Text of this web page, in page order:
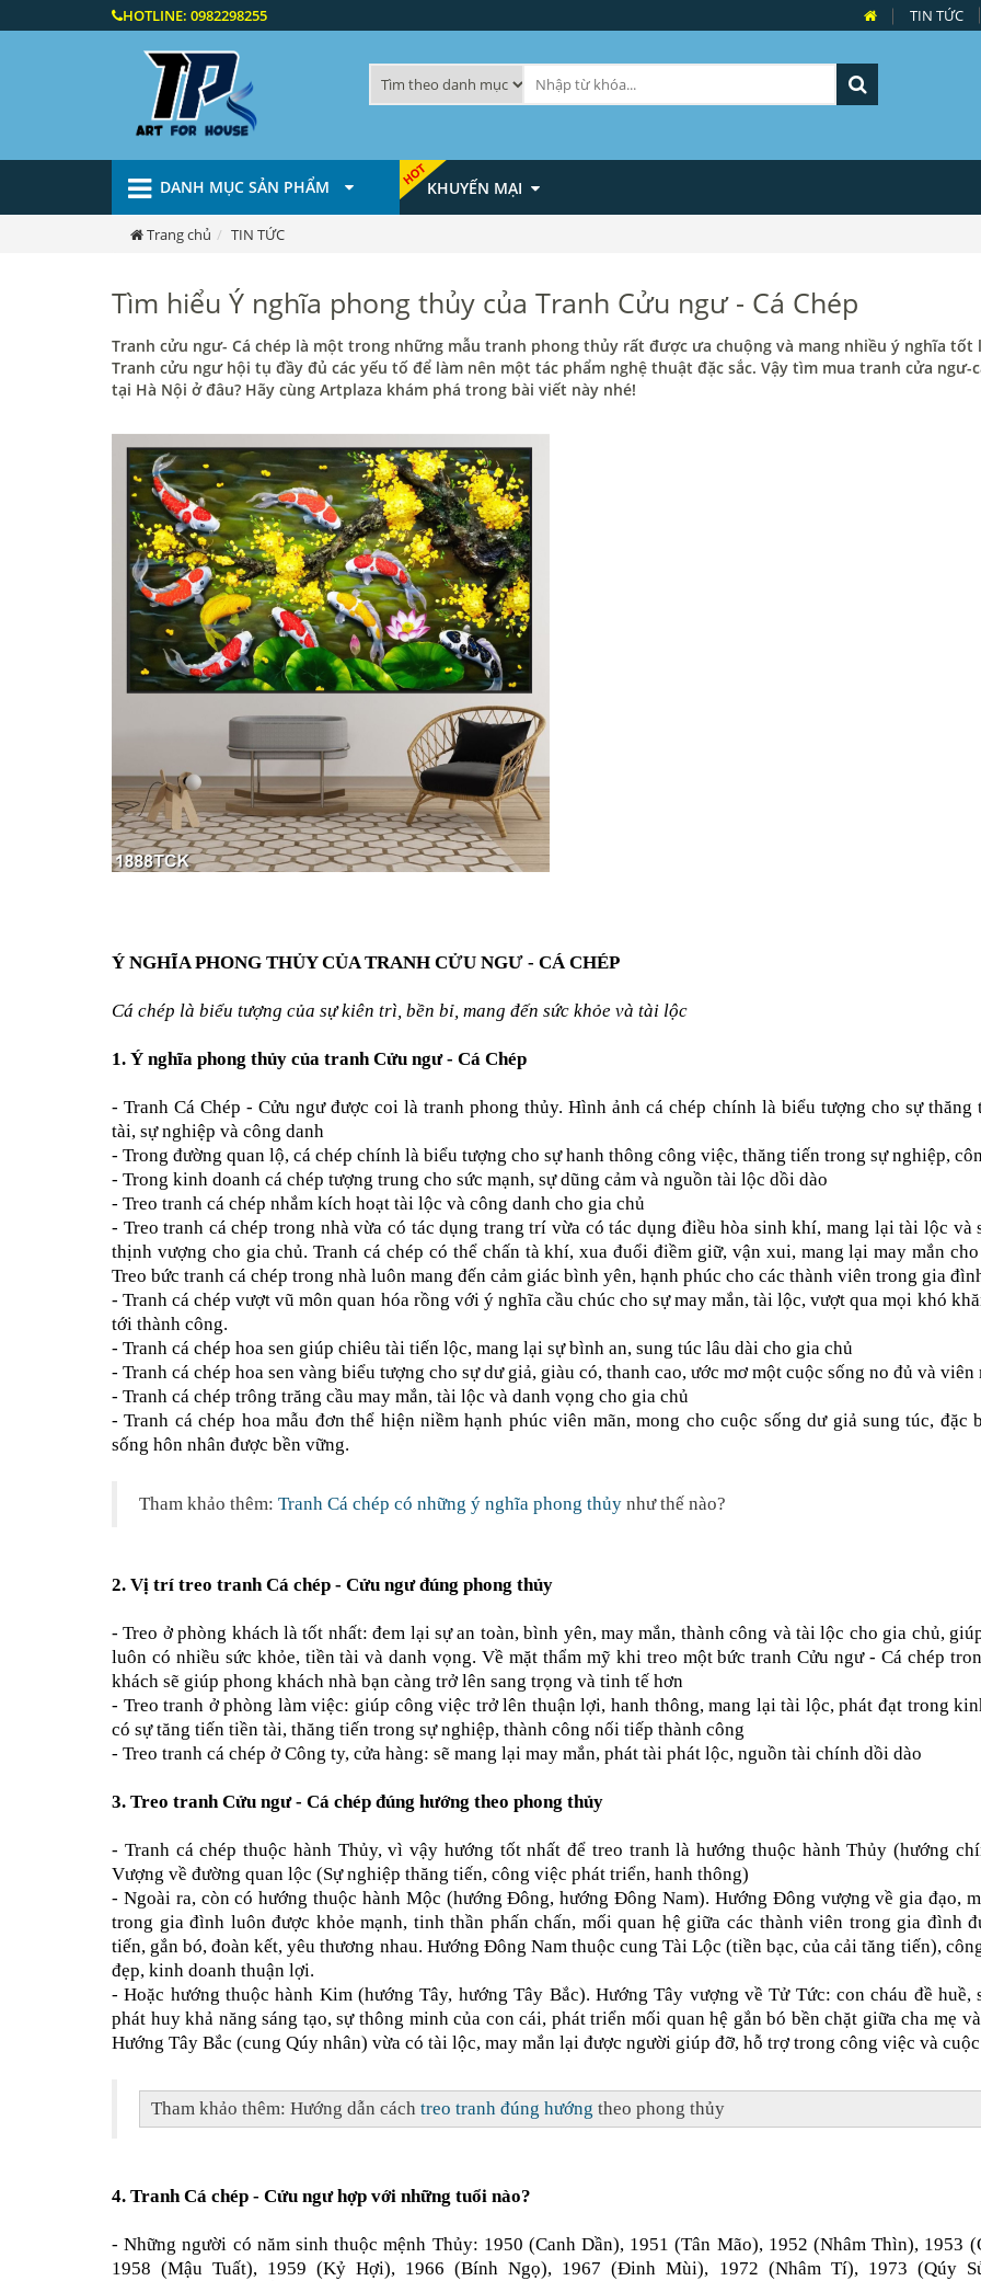
HOTLINE: 0982298255 TIN TỨC
DANH MỤC SẢN PHẨM KHUYẾN MẠI
Trang chủ TIN TỨC
Tìm hiểu Ý nghĩa phong thủy của Tranh Cửu ngư - Cá Chép
Tranh cửu ngư- Cá chép là một trong những mẫu tranh phong thủy rất được ưa chuộng và mang nhiều ý nghĩa tốt
Tranh cửu ngư hội tụ đầy đủ các yếu tố để làm nên một tác phẩm nghệ thuật đặc sắc. Vậy tìm mua tranh cửa ngư-
tại Hà Nội ở đâu? Hãy cùng Artplaza khám phá trong bài viết này nhé!
Ý NGHĨA PHONG THỦY CỦA TRANH CỬU NGƯ - CÁ CHÉP
Cá chép là biểu tượng của sự kiên trì, bền bỉ, mang đến sức khỏe và tài lộc
1. Ý nghĩa phong thủy của tranh Cửu ngư - Cá Chép
-Tranh Cá Chép - Cửu ngưđược coi làtranh phong thủy. Hình ảnh cá chép chính là biểu tượng cho sự thăng
tài, sự nghiệp và công danh
- Trong đường quan lộ, cá chép chính là biểu tượng cho sự hanh thông công việc, thăng tiến trong sự nghiệp,
- Trong kinh doanh cá chép tượng trung cho sức mạnh, sự dũng cảm và nguồn tài lộc dồi dào
- Treo tranh cá chép nhắm kích hoạt tài lộc và công danh cho gia chủ
- Treo tranh cá chép trong nhà vừa có tác dụng trang trí vừa có tác dụng điều hòa sinh khí, mang lại tài lộc và
thịnh vượng cho gia chủ. Tranh cá chép có thể chấn tà khí, xua đuổi điềm giữ, vận xui, mang lại may mắn
Treo bức tranh cá chép trong nhà luôn mang đến cảm giác bình yên, hạnh phúc cho các thành viên trong gia
- Tranh cá chép vượt vũ môn quan hóa rồng với ý nghĩa cầu chúc cho sự may mắn, tài lộc, vượt qua mọi khó
tới thành công.
- Tranh cá chép hoa sen giúp chiêu tài tiến lộc, mang lại sự bình an, sung túc lâu dài cho gia chủ
- Tranh cá chép hoa sen vàng biểu tượng cho sự dư giả, giàu có, thanh cao, ước mơ một cuộc sống no đủ và viên
- Tranh cá chép trông trăng cầu may mắn, tài lộc và danh vọng cho gia chủ
-Tranh cá chép hoa mẫu đơnthể hiện niềm hạnh phúc viên mãn, mong cho cuộc sống dư giả sung túc, đặc
sống hôn nhân được bền vững.
Tham khảo thêm: Tranh Cá chép có những ý nghĩa phong thủy như thế nào?
2. Vị trí treo tranh Cá chép - Cửu ngưđúng phong thủy
- Treo ở phòng khách là tốt nhất: đem lại sự an toàn, bình yên, may mắn, thành công và tài lộc cho gia chủ,
luôn có nhiều sức khỏe, tiền tài và danh vọng. Về mặt thẩm mỹ khi treo một bức tranh Cửu ngư - Cá chép
khách sẽ giúp phong khách nhà bạn càng trở lên sang trọng và tinh tế hơn
- Treo tranh ở phòng làm việc: giúp công việc trở lên thuận lợi, hanh thông, mang lại tài lộc, phát đạt trong
có sự tăng tiến tiền tài, thăng tiến trong sự nghiệp, thành công nối tiếp thành công
- Treo tranh cá chép ở Công ty, cửa hàng: sẽ mang lại may mắn, phát tài phát lộc, nguồn tài chính dồi dào
3. Treo tranh Cửu ngư - Cá chép đúng hướng theo phong thủy
- Tranh cá chép thuộc hành Thủy, vì vậy hướng tốt nhất để treo tranh là hướng thuộc hành Thủy (hướng
Vượng về đường quan lộc (Sự nghiệp thăng tiến, công việc phát triển, hanh thông)
- Ngoài ra, còn có hướng thuộc hành Mộc (hướng Đông, hướng Đông Nam). Hướng Đông vượng về gia đạo,
trong gia đình luôn được khỏe mạnh, tinh thần phấn chấn, mối quan hệ giữa các thành viên trong gia đình
tiến, gắn bó, đoàn kết, yêu thương nhau. Hướng Đông Nam thuộc cung Tài Lộc (tiền bạc, của cải tăng tiến),
đẹp, kinh doanh thuận lợi.
- Hoặc hướng thuộc hành Kim (hướng Tây, hướng Tây Bắc). Hướng Tây vượng về Tử Tức: con cháu đề huề,
phát huy khả năng sáng tạo, sự thông minh của con cái, phát triển mối quan hệ gắn bó bền chặt giữa cha mẹ
Hướng Tây Bắc (cung Qúy nhân) vừa có tài lộc, may mắn lại được người giúp đỡ, hỗ trợ trong công việc và
Tham khảo thêm: Hướng dẫn cách treo tranh đúng hướng theo phong thủy
4. Tranh Cá chép - Cửu ngưhợp với những tuổi nào?
- Những người có năm sinh thuộc mệnh Thủy: 1950 (Canh Dần), 1951 (Tân Mão), 1952 (Nhâm Thìn), 1953
1958 (Mậu Tuất), 1959 (Kỷ Hợi), 1966 (Bính Ngọ), 1967 (Đinh Mùi), 1972 (Nhâm Tí), 1973 (Qúy